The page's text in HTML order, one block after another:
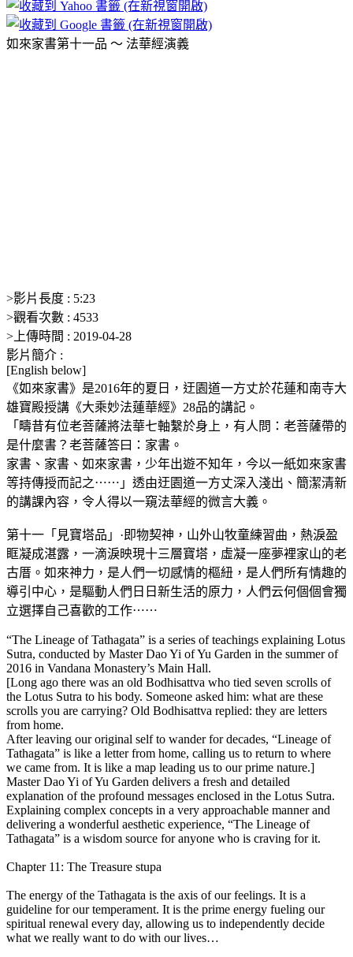
如來家書第十一品 ～ 法華經演義
>影片長度 : 5:23
>觀看次數 : 4533
> 上傳時間 : 2019-04-28
影片簡介 :
[English below]
《如來家書》是2016年的夏日，迂園道一方丈於花蓮和南寺大
雄寶殿授講《大乘妙法蓮華經》28品的講記。
「疇昔有位老菩薩將法華七軸繫於身上，有人問：老菩薩帶的
是什麼書？老菩薩答曰：家書。
家書、家書、如來家書，少年出遊不知年，今以一紙如來家書
等持傳授而記之⋯⋯」透由迂園道一方丈深入淺出、簡潔清新
的講課內容，令人得以一窺法華經的微言大義。
第十一「見寶塔品」·即物契神，山外山牧童練習曲，熱淚盈
眶凝成湛露，一滴淚映現十三層寶塔，虛凝一座夢裡家山的老
古厝。如來神力，是人們一切感情的樞紐，是人們所有情趣的
導引中心，是驅動人們日日新生活的原力，人們云何個個會獨
立選擇自己喜歡的工作⋯⋯
“The Lineage of Tathagata” is a series of teachings explaining Lotus
Sutra, conducted by Master Dao Yi of Yu Garden in the summer of
2016 in Vandana Monastery’s Main Hall.
[Long ago there was an old Bodhisattva who tied seven scrolls of
the Lotus Sutra to his body. Someone asked him: what are these
scrolls you are carrying? Old Bodhisattva replied: they are letters
from home.
After leaving our original self to wander for decades, “Lineage of
Tathagata” is like a letter from home, calling us to return to where
we came from. It is like a map leading us to our prime nature.]
Master Dao Yi of Yu Garden delivers a fresh and detailed
explanation of the profound messages enclosed in the Lotus Sutra.
Explaining complex concepts in a very approachable manner and
delivering a wonderful aesthetic experience, “The Lineage of
Tathagata” is a wisdom source for anyone who is craving for it.
Chapter 11: The Treasure stupa
The energy of the Tathagata is the axis of our feelings. It is a
guideline for our temperament. It is the prime energy fueling our
spiritual renewal every day, allowing us to independently decide
what we really want to do with our lives…